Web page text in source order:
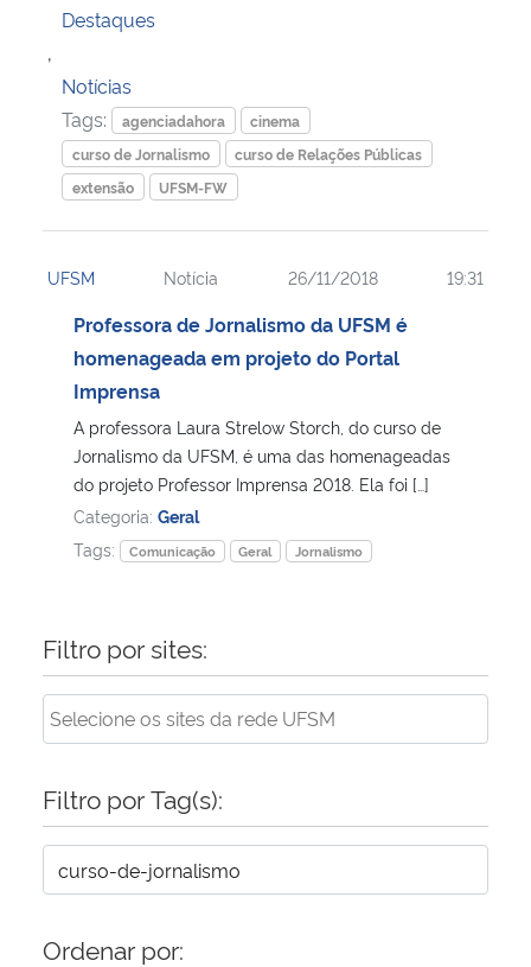
Destaques
,
Notícias
Tags:
agenciadahora
cinema
curso de Jornalismo
curso de Relações Públicas
extensão
UFSM-FW
UFSM Notícia 26/11/2018 19:31
Professora de Jornalismo da UFSM é
homenageada em projeto do Portal
Imprensa
A professora Laura Strelow Storch, do curso de
Jornalismo da UFSM, é uma das homenageadas
do projeto Professor Imprensa 2018. Ela foi […]
Categoria: Geral
Tags:
Comunicação Geral Jornalismo
Filtro por sites:
Filtro por Tag(s):
Ordenar por: